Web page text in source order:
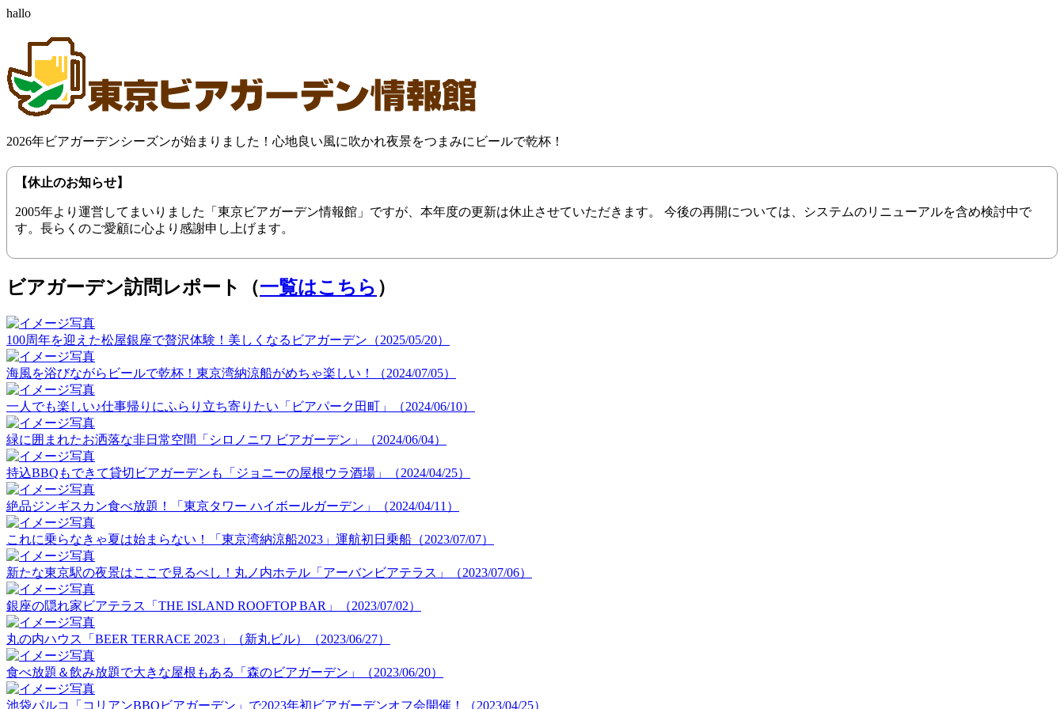
hallo
2026年ビアガーデンシーズンが始まりました！心地良い風に吹かれ夜景をつまみにビールで乾杯！
【休止のお知らせ】
2005年より運営してまいりました「東京ビアガーデン情報館」ですが、本年度の更新は休止させていただきます。 今後の再開については、システムのリニューアルを含め検討中で
す。長らくのご愛顧に心より感謝申し上げます。
ビアガーデン訪問レポート（一覧はこちら ）
100周年を迎えた松屋銀座で贅沢体験！美しくなるビアガーデン（2025/05/20）
海風を浴びながらビールで乾杯！東京湾納涼船がめちゃ楽しい！（2024/07/05）
一人でも楽しい♪仕事帰りにふらり立ち寄りたい「ビアパーク田町」（2024/06/10）
緑に囲まれたお洒落な非日常空間「シロノニワ ビアガーデン」（2024/06/04）
持込BBQもできて貸切ビアガーデンも「ジョニーの屋根ウラ酒場」（2024/04/25）
絶品ジンギスカン食べ放題！「東京タワー ハイボールガーデン」（2024/04/11）
これに乗らなきゃ夏は始まらない！「東京湾納涼船2023」運航初日乗船（2023/07/07）
新たな東京駅の夜景はここで見るべし！丸ノ内ホテル「アーバンビアテラス」（2023/07/06）
銀座の隠れ家ビアテラス「THE ISLAND ROOFTOP BAR」（2023/07/02）
丸の内ハウス「BEER TERRACE 2023」（新丸ビル）（2023/06/27）
食べ放題＆飲み放題で大きな屋根もある「森のビアガーデン」（2023/06/20）
池袋パルコ「コリアンBBQビアガーデン」で2023年初ビアガーデンオフ会開催！（2023/04/25）